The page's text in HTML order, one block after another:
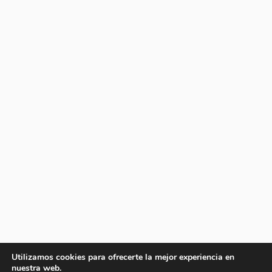
Utilizamos cookies para ofrecerte la mejor experiencia en
nuestra web.